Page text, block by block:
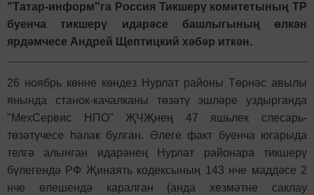
"Татар-информ"га Россия Тикшерү комитетының ТР
буенча тикшерү идарәсе башлыгының өлкән
ярдәмчесе Андрей Щептицкий хәбәр иткән.
26 ноябрь көнне көндез Нурлат районы Төрнәс авылы
янында станок-качалканы төзәтү эшләре уздырганда
"МехСервис НПО" ҖЧҖнең 47 яшьлек слесарь-
төзәтүчесе һәлак булган. Әлеге факт буенча югарыда
телгә алынган идарәнең Нурлат районара тикшерү
бүлегендә РФ Җинаять кодексының 143 нче маддәсе 2
нче өлешендә каралган (анда хезмәтне саклау